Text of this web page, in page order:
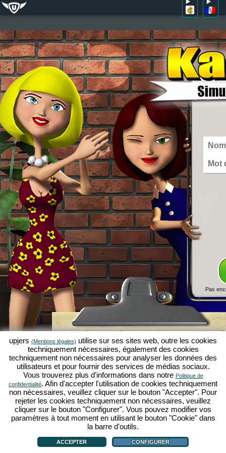
Pas
Simulation économique
jeux par navigateur d'upjers
Kapilands fait partie des meilleursjeux par
véritable jeu rétropour les fans de simulations
upjers, il a été élu "MMO of the Year" et
fans dejeux stratégiques en ligne. Ici, tu peux
économique en tant qu'entrepreneur et faire
simulations économiques!
upjers (Mentions légales) utilise sur ses sites web, outre les cookies
techniquement nécessaires, également des cookies
techniquement non nécessaires pour analyser les données des
utilisateurs et pour fournir des services de médias sociaux.
Vous trouverez plus d'informations dans notre Politique de
confidentialité. Afin d'accepter l'utilisation de cookies techniquement
non nécessaires, veuillez cliquer sur le bouton "Accepter". Pour
rejeter les cookies techniquement non nécessaires, veuillez
cliquer sur le bouton "Configurer". Vous pouvez modifier vos
paramètres à tout moment en utilisant le bouton "Cookie" dans
la barre d'outils.
ACCEPTER CONFIGURER